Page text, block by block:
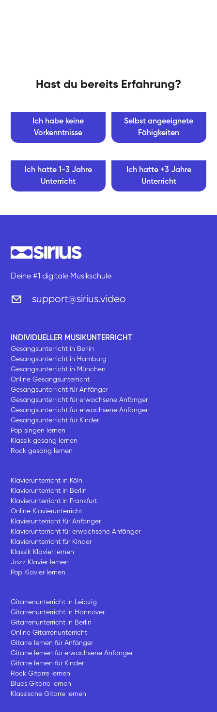
Hast du bereits Erfahrung?
Ich habe keine
Vorkenntnisse
Selbst angeeignete
Fähigkeiten
Ich hatte 1-3 Jahre
Unterricht
Ich hatte +3 Jahre
Unterricht
Deine #1 digitale Musikschule
support@sirius.video
INDIVIDUELLER MUSIKUNTERRICHT
Gesangsunterricht in Berlin
Gesangsunterricht in Hamburg
Gesangsunterricht in München
Online Gesangsunterricht
Gesangsunterricht für Anfänger
Gesangsunterricht für erwachsene Anfänger
Gesangsunterricht für erwachsene Anfänger
Gesangsunterricht für Kinder
Pop singen lernen
Klassik gesang lernen
Rock gesang lernen
Klavierunterricht in Köln
Klavierunterricht in Berlin
Klavierunterricht in Frankfurt
Online Klavierunterricht
Klavierunterricht für Anfänger
Klavierunterricht für erwachsene Anfänger
Klavierunterricht für Kinder
Klassik Klavier lernen
Jazz Klavier lernen
Pop Klavier lernen
Gitarrenunterricht in Leipzig
Gitarrenunterricht in Hannover
Gitarrenunterricht in Berlin
Online Gitarrenunterricht
Gitarre lernen für Anfänger
Gitarre lernen für erwachsene Anfänger
Gitarre lernen für Kinder
Rock Gitarre lernen
Blues Gitarre lernen
Klassische Gitarre lernen